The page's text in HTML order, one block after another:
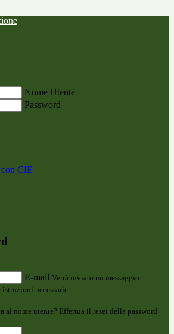
Nome Utente
Password
CIE
E-mail Verrà inviato un messaggio
necessarie.
al nome utente? Effettua il reset della password